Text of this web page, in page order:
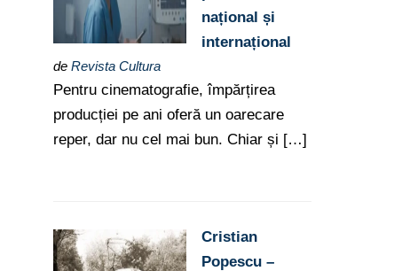
național și
internațional
de Revista Cultura
Pentru cinematografie, împărțirea
producției pe ani oferă un oarecare
reper, dar nu cel mai bun. Chiar și […]
Cristian
Popescu –